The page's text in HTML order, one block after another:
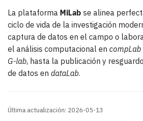
La plataforma MiLab se alinea
ciclo de vida de la investigación
captura de datos en el campo o
el análisis computacional en compLab
G-lab, hasta la publicación y
de datos en dataLab.
Última actualización: 2026-05-13